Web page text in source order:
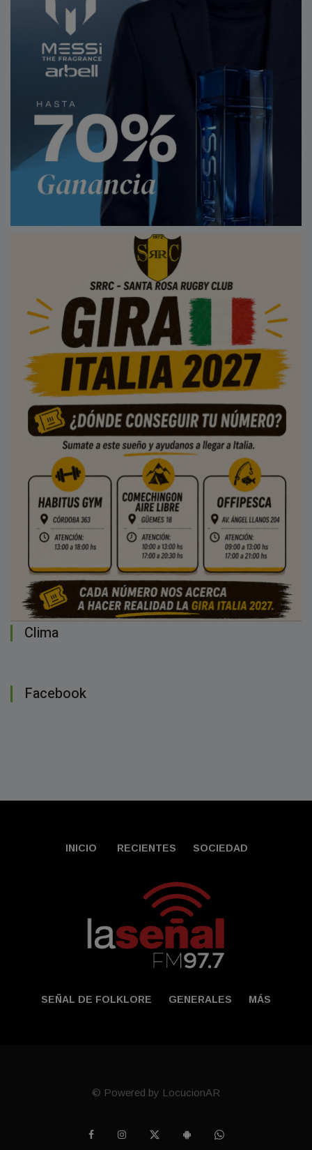
Clima
Facebook
INICIO RECIENTES SOCIEDAD
SEÑAL DE FOLKLORE GENERALES MÁS
© Powered by LocucionAR